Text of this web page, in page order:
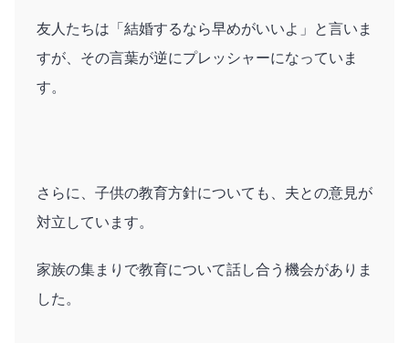
友人たちは「結婚するなら早めがいいよ」と言いま
すが、その言葉が逆にプレッシャーになっていま
す。
さらに、子供の教育方針についても、夫との意見が
対立しています。
家族の集まりで教育について話し合う機会がありま
した。